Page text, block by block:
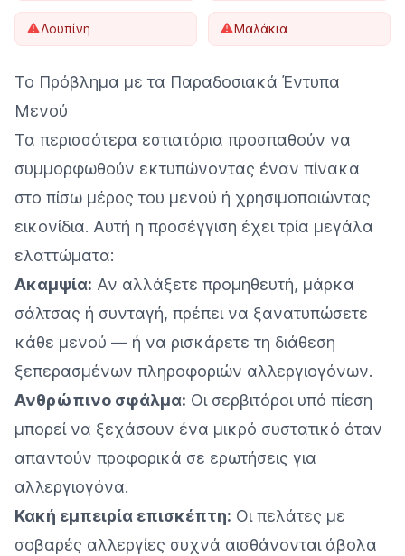
Λουπίνη Μαλάκια
Το Πρόβλημα με τα Παραδοσιακά Έντυπα
Μενού
Τα περισσότερα εστιατόρια προσπαθούν να
συμμορφωθούν εκτυπώνοντας έναν πίνακα
στο πίσω μέρος του μενού ή χρησιμοποιώντας
εικονίδια. Αυτή η προσέγγιση έχει τρία μεγάλα
ελαττώματα:
Ακαμψία: Αν αλλάξετε προμηθευτή, μάρκα
σάλτσας ή συνταγή, πρέπει να ξανατυπώσετε
κάθε μενού — ή να ρισκάρετε τη διάθεση
ξεπερασμένων πληροφοριών αλλεργιογόνων.
Ανθρώπινο σφάλμα: Οι σερβιτόροι υπό πίεση
μπορεί να ξεχάσουν ένα μικρό συστατικό όταν
απαντούν προφορικά σε ερωτήσεις για
αλλεργιογόνα.
Κακή εμπειρία επισκέπτη: Οι πελάτες με
σοβαρές αλλεργίες συχνά αισθάνονται άβολα